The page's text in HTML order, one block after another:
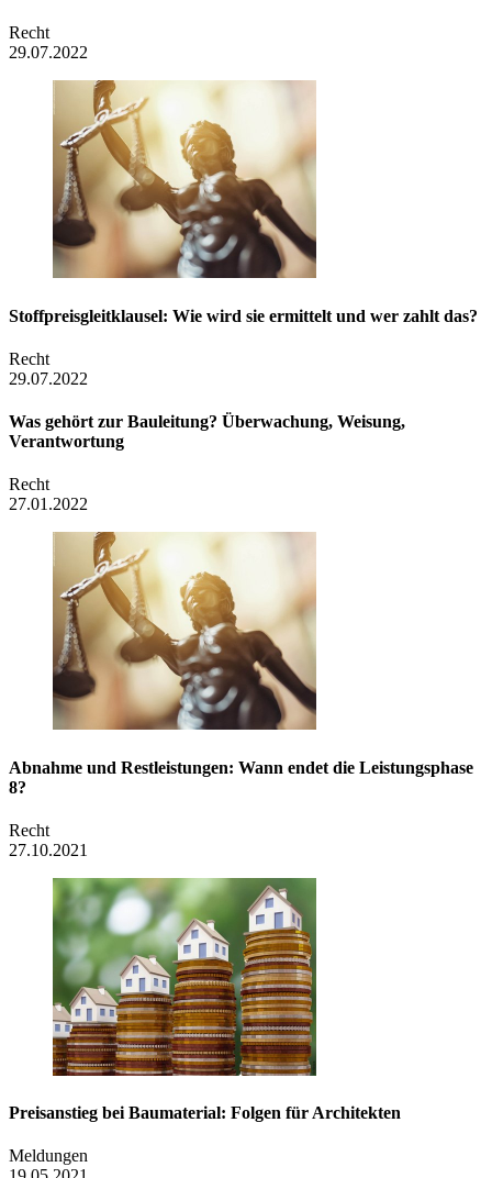
Recht
29.07.2022
Stoffpreis­gleitklausel: Wie wird sie ermittelt und wer zahlt das?
Recht
29.07.2022
Was gehört zur Bauleitung? Überwachung, Weisung,
Verantwortung
Recht
27.01.2022
Abnahme und Restleistungen: Wann endet die Leistungsphase
8?
Recht
27.10.2021
Preisanstieg bei Baumaterial: Folgen für Architekten
Meldungen